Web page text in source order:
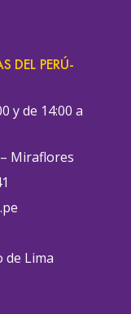
DEL PERÚ-
y de 14:00 a
Miraflores
de Lima